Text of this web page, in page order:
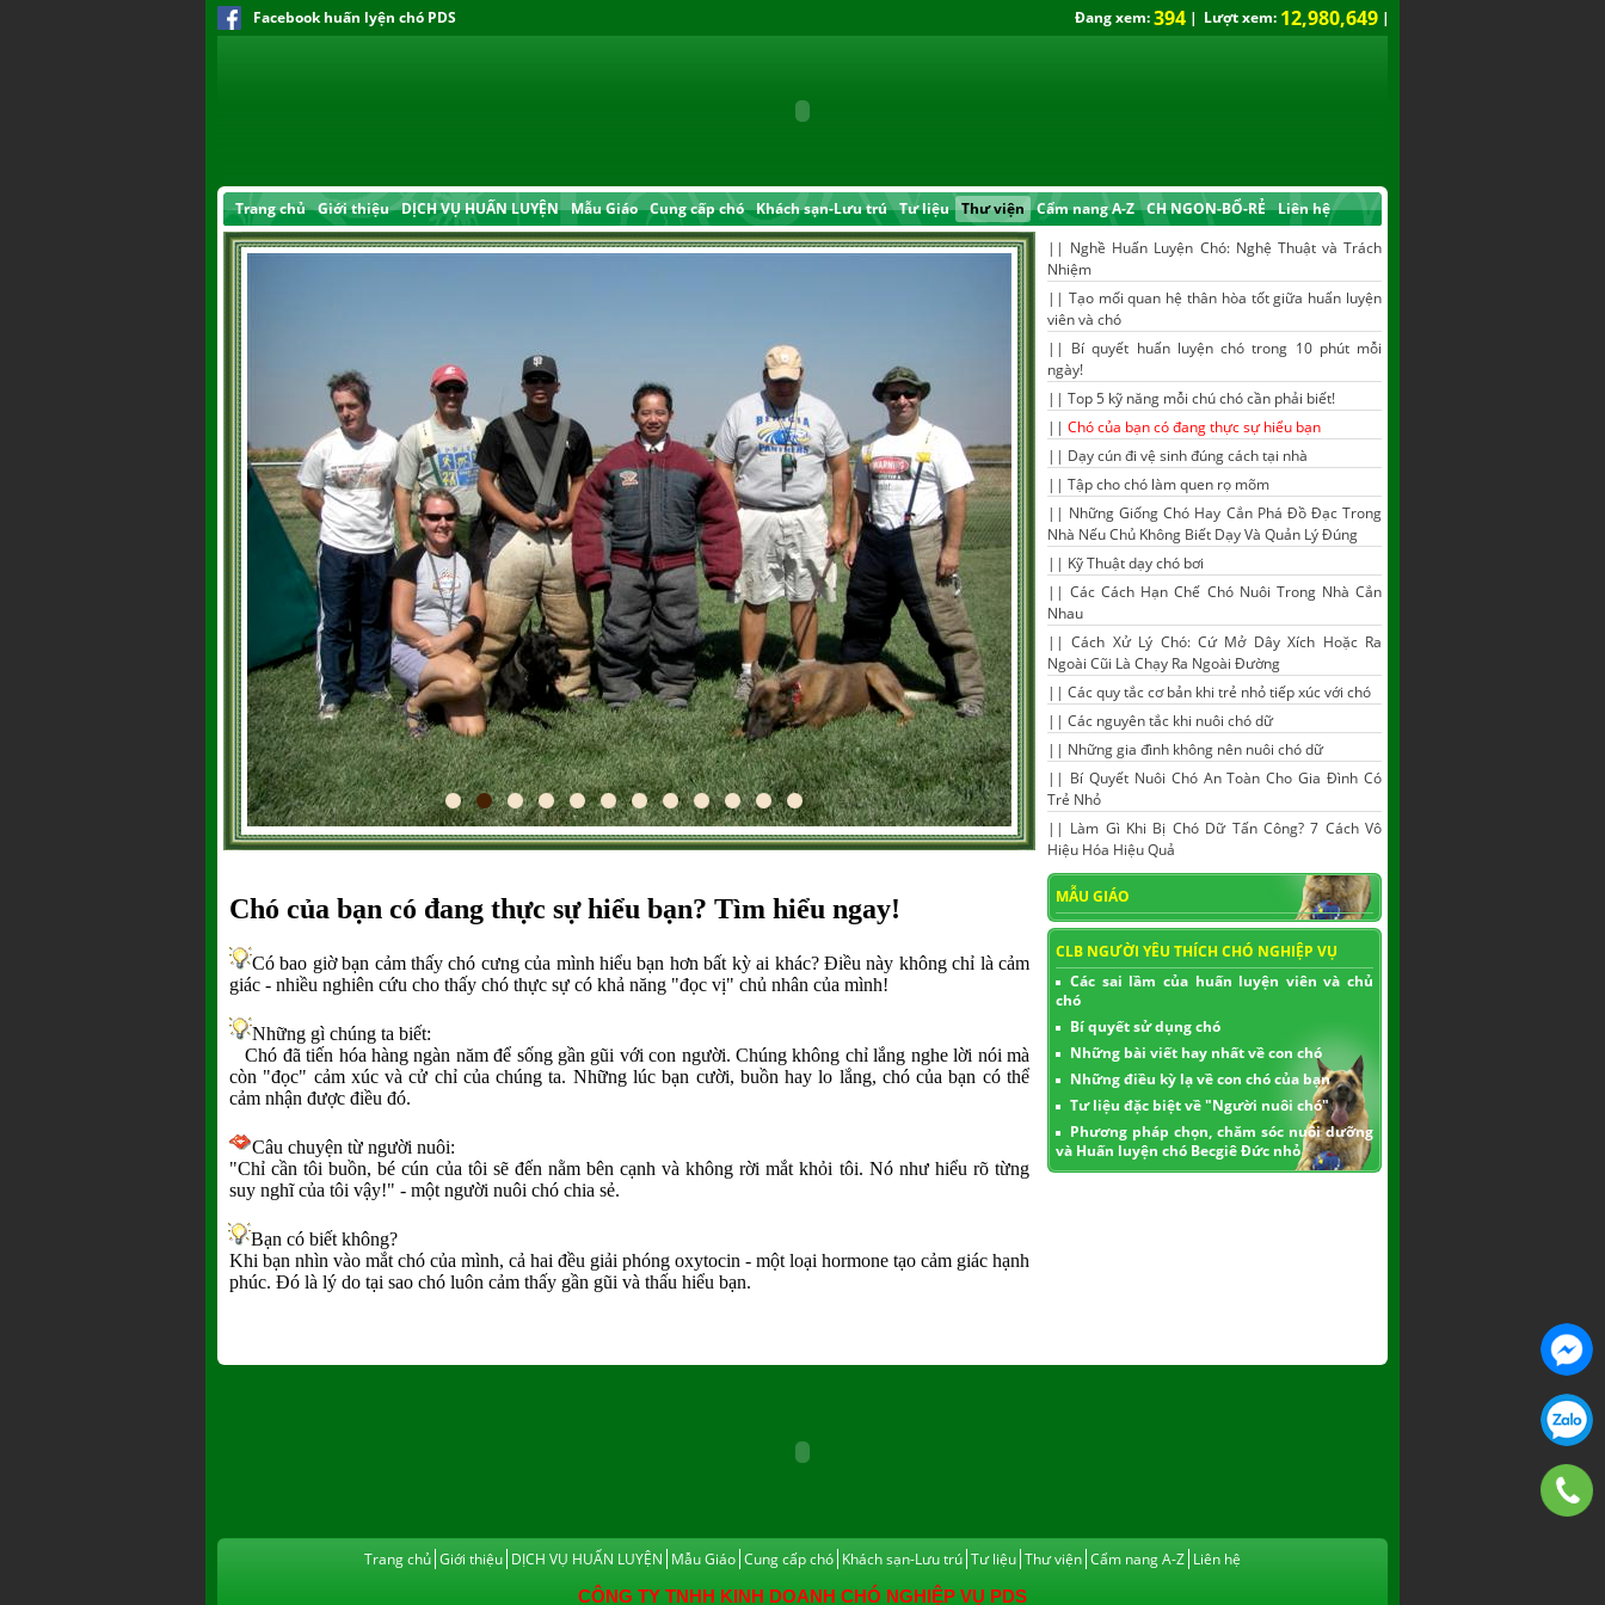
Facebook huấn lyện chó PDS Đang xem:394 | Lượt xem: 12,980,649 |
Trang chủ Giới thiệu DỊCH VỤ HUẤN LUYỆN Mẫu Giáo Cung cấp chó Khách sạn-Lưu trú Tư liệu Thư viện Cẩm nang A-Z CH NGON-BỔ-RẺ Liên hệ
Chó của bạn có đang thực sự hiểu bạn? Tìm hiểu ngay!
Có bao giờ bạn cảm thấy chó cưng của mình hiểu bạn hơn bất kỳ ai khác? Điều này không chỉ là cảm
giác - nhiều nghiên cứu cho thấy chó thực sự có khả năng "đọc vị" chủ nhân của mình!
Những gì chúng ta biết:
Chó đã tiến hóa hàng ngàn năm để sống gần gũi với con người. Chúng không chỉ lắng nghe lời nói mà
còn "đọc" cảm xúc và cử chỉ của chúng ta. Những lúc bạn cười, buồn hay lo lắng, chó của bạn có thể
cảm nhận được điều đó.
Câu chuyện từ người nuôi:
"Chỉ cần tôi buồn, bé cún của tôi sẽ đến nằm bên cạnh và không rời mắt khỏi tôi. Nó như hiểu rõ từng
suy nghĩ của tôi vậy!" - một người nuôi chó chia sẻ.
Bạn có biết không?
Khi bạn nhìn vào mắt chó của mình, cả hai đều giải phóng oxytocin - một loại hormone tạo cảm giác hạnh
phúc. Đó là lý do tại sao chó luôn cảm thấy gần gũi và thấu hiểu bạn.
|| Nghề Huấn Luyện Chó: Nghệ Thuật và Trách
Nhiệm
|| Tạo mối quan hệ thân hòa tốt giữa huấn luyện
viên và chó
|| Bí quyết huấn luyện chó trong 10 phút mỗi
ngày!
|| Top 5 kỹ năng mỗi chú chó cần phải biết!
|| Chó của bạn có đang thực sự hiểu bạn
|| Dạy cún đi vệ sinh đúng cách tại nhà
|| Tập cho chó làm quen rọ mõm
|| Những Giống Chó Hay Cắn Phá Đồ Đạc Trong
Nhà Nếu Chủ Không Biết Dạy Và Quản Lý Đúng
|| Kỹ Thuật dạy chó bơi
||Các Cách Hạn Chế Chó Nuôi Trong Nhà Cắn
Nhau
||Cách Xử Lý Chó: Cứ Mở Dây Xích Hoặc Ra
Ngoài Cũi Là Chạy Ra Ngoài Đường
|| Các quy tắc cơ bản khi trẻ nhỏ tiếp xúc với chó
|| Các nguyên tắc khi nuôi chó dữ
|| Những gia đình không nên nuôi chó dữ
|| Bí Quyết Nuôi Chó An Toàn Cho Gia Đình Có
Trẻ Nhỏ
|| Làm Gì Khi Bị Chó Dữ Tấn Công? 7 Cách Vô
Hiệu Hóa Hiệu Quả
MẪU GIÁO
CLB NGƯỜI YÊU THÍCH CHÓ NGHIỆP VỤ
Các sai lầm của huấn luyện viên và chủ
chó
Bí quyết sử dụng chó
Những bài viết hay nhất về con chó
Những điều kỳ lạ về con chó của bạn
Tư liệu đặc biệt về "Người nuôi chó"
Phương pháp chọn, chăm sóc nuôi dưỡng
và Huấn luyện chó Becgiê Đức nhỏ
Trang chủ Giới thiệu DỊCH VỤ HUẤN LUYỆN Mẫu Giáo Cung cấp chó Khách sạn-Lưu trú Tư liệu Thư viện Cẩm nang A-Z Liên hệ
CÔNG TY TNHH KINH DOANH CHÓ NGHIỆP VỤ PDS